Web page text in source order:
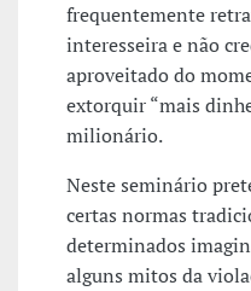
frequentemente
interesseira e não
aproveitado do
extorquir “mais
milionário.
Neste seminário
certas normas
determinados
alguns mitos da